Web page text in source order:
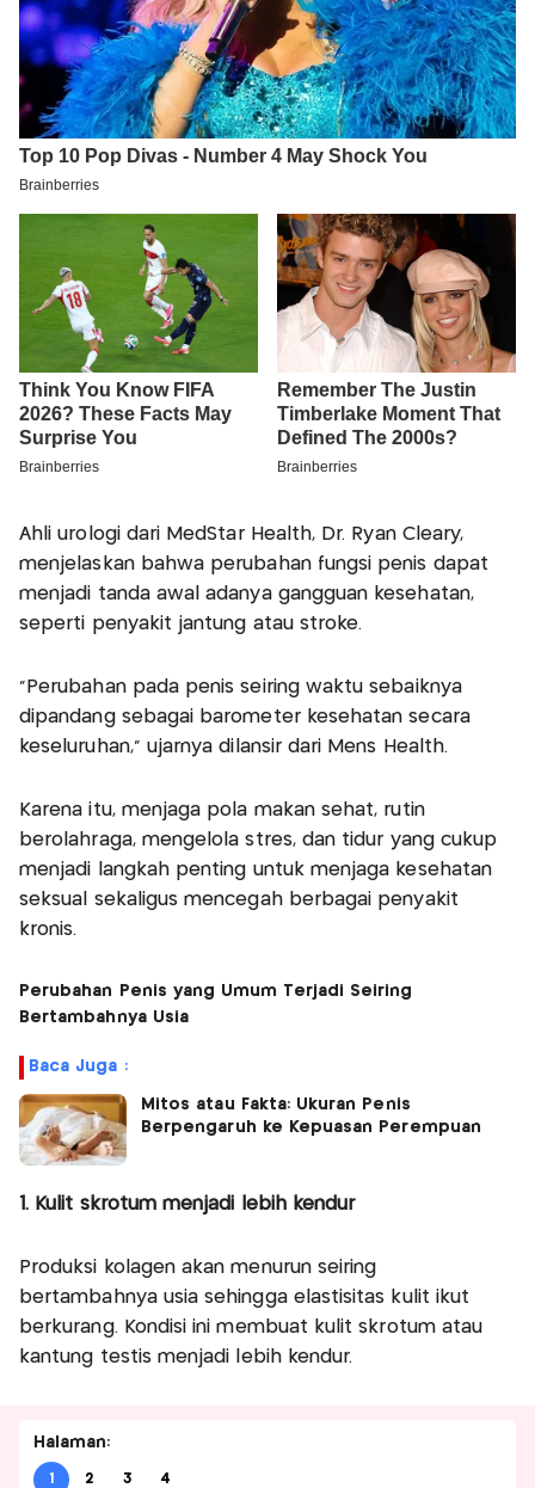
Ahli urologi dari MedStar Health, Dr. Ryan Cleary,
menjelaskan bahwa perubahan fungsi penis dapat
menjadi tanda awal adanya gangguan kesehatan,
seperti penyakit jantung atau stroke.
"Perubahan pada penis seiring waktu sebaiknya
dipandang sebagai barometer kesehatan secara
keseluruhan," ujarnya dilansir dari Mens Health.
Karena itu, menjaga pola makan sehat, rutin
berolahraga, mengelola stres, dan tidur yang cukup
menjadi langkah penting untuk menjaga kesehatan
seksual sekaligus mencegah berbagai penyakit
kronis.
Perubahan Penis yang Umum Terjadi Seiring
Bertambahnya Usia
Baca Juga :
Mitos atau Fakta: Ukuran Penis
Berpengaruh ke Kepuasan Perempuan
1. Kulit skrotum menjadi lebih kendur
Produksi kolagen akan menurun seiring
bertambahnya usia sehingga elastisitas kulit ikut
berkurang. Kondisi ini membuat kulit skrotum atau
kantung testis menjadi lebih kendur.
Halaman:
1 2 3 4